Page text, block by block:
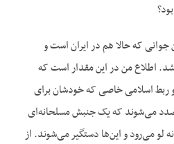
که حالا هم در ایران است و
اطلاع من در این مقدار است که
ربط اسلامی خاصی که خودشان برای
می‌شوند که یک جنبش مسلحانه‌ای
لو می‌رود و این‌ها دستگیر می‌شوند. از